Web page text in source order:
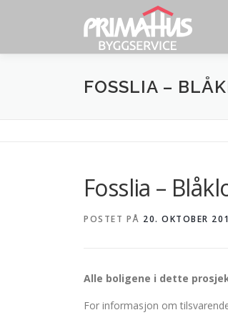
FOSSLIA –
Fosslia –
POSTET PÅ 20. OKTOBER
Alle boligene i dette
For informasjon om